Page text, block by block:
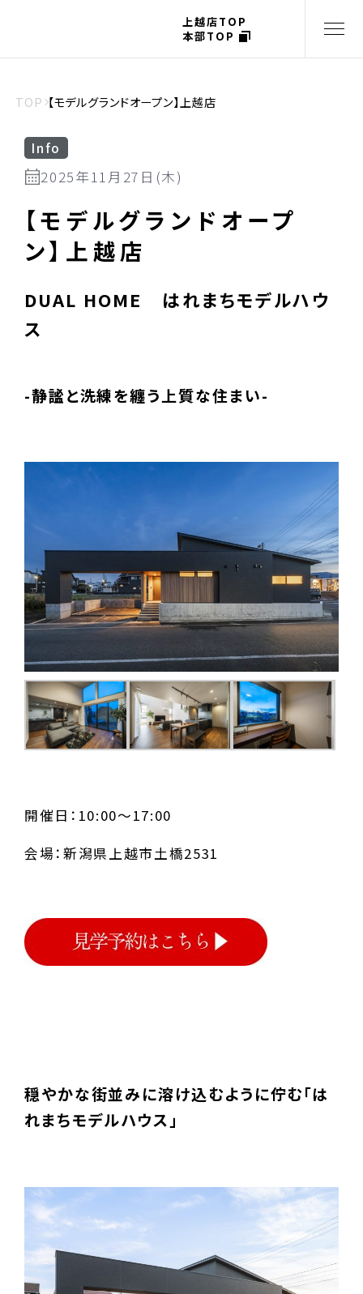
上越店TOP
本部TOP
TOP 【モデルグランドオープン】上越店
Info
2025年11月27日(木)
【モデルグランドオープ
ン】上越店
DUAL HOME はれまちモデルハウ
ス
-静謐と洗練を纏う上質な住まい-
開催日：10:00～17:00
会場：新潟県上越市土橋2531
穏やかな街並みに溶け込むように佇む「は
れまちモデルハウス」